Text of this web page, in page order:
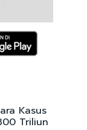
Kasus
Triliun